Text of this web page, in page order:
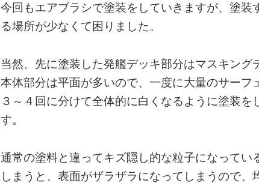
今回もエアブラシで塗装をしていきますが、塗装
る場所が少なくて困りました。
当然、先に塗装した発艦デッキ部分はマスキング
本体部分は平面が多いので、一度に大量のサーフ
３～４回に分けて全体的に白くなるように塗装を
す。
通常の塗料と違ってキズ隠し的な粒子になってい
しまうと、表面がザラザラになってしまうので、